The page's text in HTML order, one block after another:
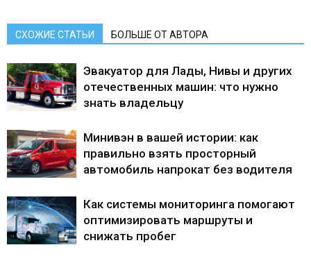
СХОЖИЕ СТАТЬИ БОЛЬШЕ ОТ АВТОРА
Эвакуатор для Лады, Нивы и других
отечественных машин: что нужно
знать владельцу
Минивэн в вашей истории: как
правильно взять просторный
автомобиль напрокат без водителя
Как системы мониторинга помогают
оптимизировать маршруты и
снижать пробег